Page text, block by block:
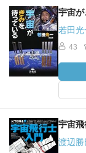
宇宙が
若田
43
宇宙
渡辺